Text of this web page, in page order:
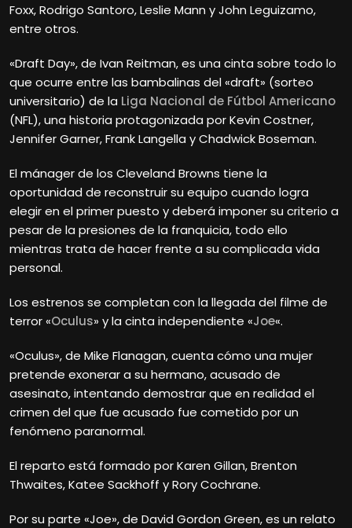
Foxx, Rodrigo Santoro, Leslie Mann y John Leguizamo,
entre otros.
«Draft Day», de Ivan Reitman, es una cinta sobre todo lo
que ocurre entre las bambalinas del «draft» (sorteo
universitario) de la Liga Nacional de Fútbol Americano
(NFL), una historia protagonizada por Kevin Costner,
Jennifer Garner, Frank Langella y Chadwick Boseman.
El mánager de los Cleveland Browns tiene la
oportunidad de reconstruir su equipo cuando logra
elegir en el primer puesto y deberá imponer su criterio a
pesar de la presiones de la franquicia, todo ello
mientras trata de hacer frente a su complicada vida
personal.
Los estrenos se completan con la llegada del filme de
terror «Oculus» y la cinta independiente «Joe«.
«Oculus», de Mike Flanagan, cuenta cómo una mujer
pretende exonerar a su hermano, acusado de
asesinato, intentando demostrar que en realidad el
crimen del que fue acusado fue cometido por un
fenómeno paranormal.
El reparto está formado por Karen Gillan, Brenton
Thwaites, Katee Sackhoff y Rory Cochrane.
Por su parte «Joe», de David Gordon Green, es un relato